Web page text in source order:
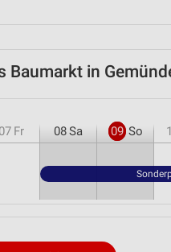
Baumarkt in
07 Fr 08Sa 09 So